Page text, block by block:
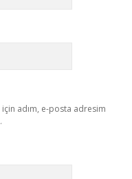
adım, e-posta adresim